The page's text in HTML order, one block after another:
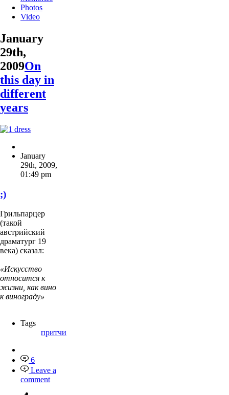
Photos
Video
January
29th,
2009On
this day in
different
years
January
29th, 2009,
01:49 pm
;)
Грильпарцер
(такой
австрийский
драматург 19
века) сказал:
«Искусство
относится к
жизни, как вино
к винограду»
Tags
притчи
6
Leave a
comment